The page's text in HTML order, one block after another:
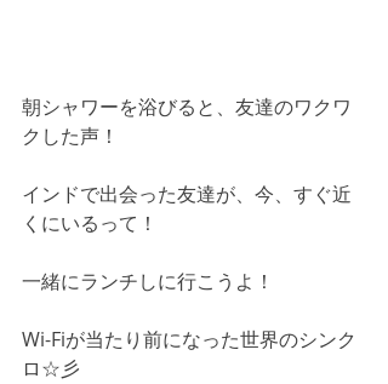
朝シャワーを浴びると、友達のワクワ
クした声！
インドで出会った友達が、今、すぐ近
くにいるって！
一緒にランチしに行こうよ！
Wi-Fiが当たり前になった世界のシンク
ロ☆彡